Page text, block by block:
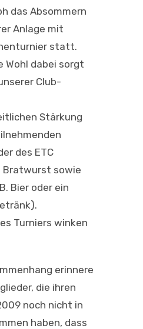
das Absommern
Anlage mit
statt.
Wohl dabei sorgt
Club-
Stärkung
des ETC
sowie
Bier oder ein
Turniers winken
erinnere
die ihren
noch nicht in
haben, dass